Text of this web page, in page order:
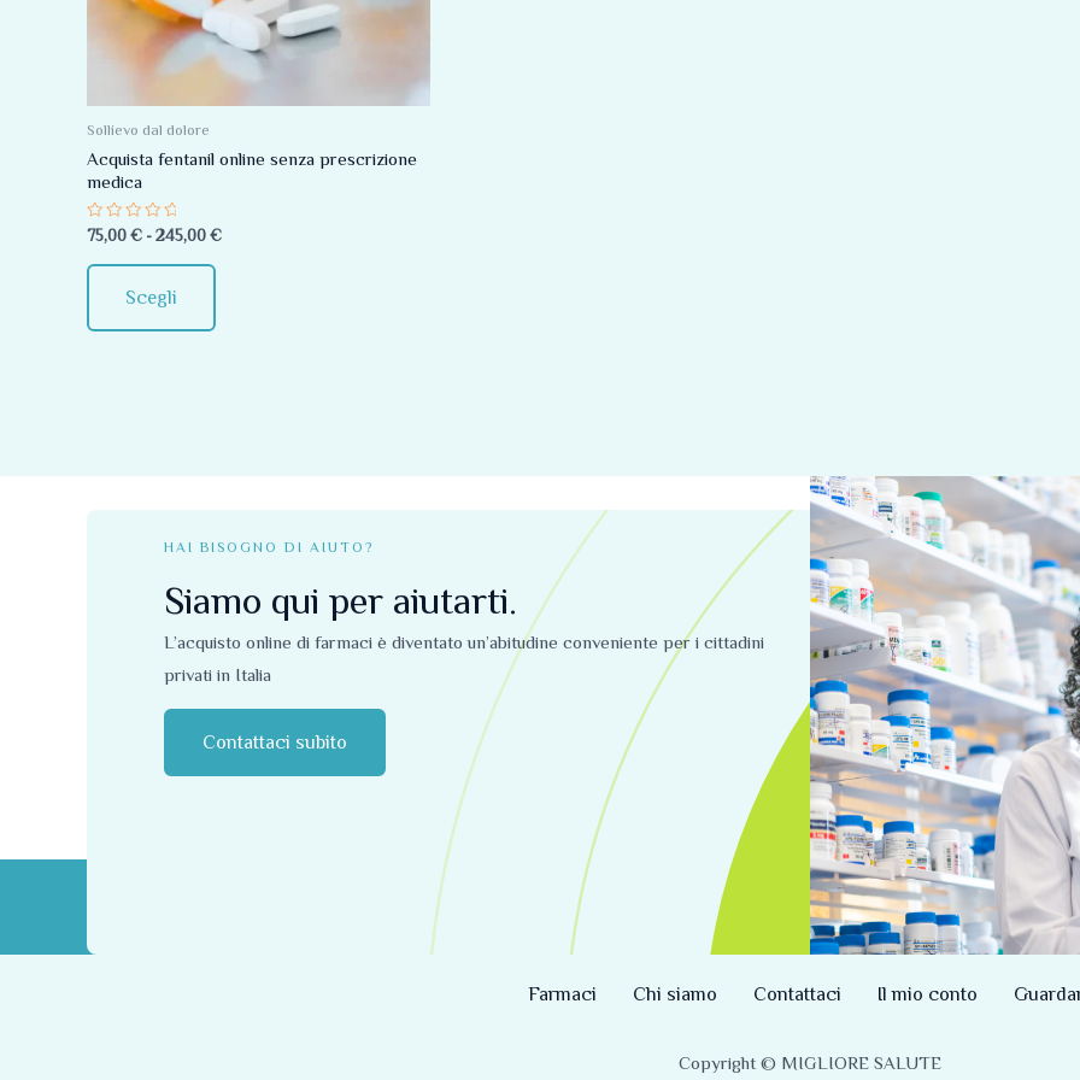
Sollievo dal dolore
Acquista fentanil online senza prescrizione
medica
Valutato
0
su
5
75,00 € - 245,00 €
Scegli
opzioni
scelte
HAI BISOGNO DI AIUTO?
Siamo qui per aiutarti.
L’acquisto online di farmaci è diventato un’abitudine conveniente per i cittadini
privati ​​in Italia
Contattaci subito
Farmaci Chi siamo Contattaci Il mio conto
Copyright © MIGLIORE SALUTE